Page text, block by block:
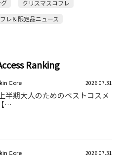
クリスマスコフレ
レ＆限定品ニュース
Ranking
Care 2026.07.31
半期大人のためのベストコスメ
…
Care 2026.07.31